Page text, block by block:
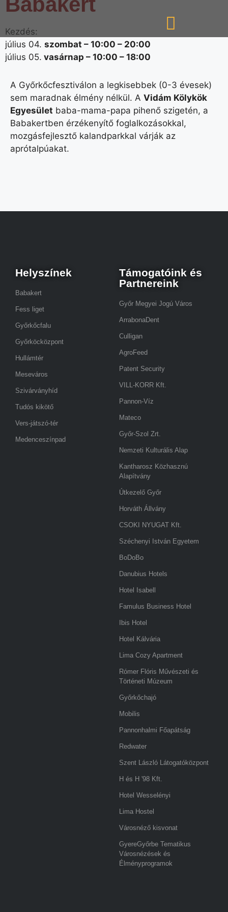
Kezdés:
július 04. szombat – 10:00 – 20:00
július 05. vasárnap – 10:00 – 18:00
A Győrkőcfesztiválon a legkisebbek (0-3 évesek)
sem maradnak élmény nélkül. A Vidám Kölykök
Egyesület baba-mama-papa pihenő szigetén, a
Babakertben érzékenyítő foglalkozásokkal,
mozgásfejlesztő kalandparkkal várják az
aprótalpúakat.
Helyszínek
Babakert
Fess liget
Győrkőcfalu
Győrköcközpont
Hullámtér
Meseváros
Szivárványhíd
Tudós kikötő
Vers-játszó-tér
Medenceszínpad
Támogatóink és
Partnereink
Győr Megyei Jogú Város
ArrabonaDent
Culligan
AgroFeed
Patent Security
VILL-KORR Kft.
Pannon-Víz
Mateco
Győr-Szol Zrt.
Nemzeti Kulturális Alap
Kantharosz Közhasznú
Alapítvány
Útkezelő Győr
Horváth Állvány
CSOKI NYUGAT Kft.
Széchenyi István Egyetem
BoDoBo
Danubius Hotels
Hotel Isabell
Famulus Business Hotel
Ibis Hotel
Hotel Kálvária
Lima Cozy Apartment
Rómer Flóris Művészeti és
Történeti Múzeum
Győrkőchajó
Mobilis
Pannonhalmi Főapátság
Redwater
Szent László Látogatóközpont
H és H '98 Kft.
Hotel Wesselényi
Lima Hostel
Városnéző kisvonat
GyereGyőrbe Tematikus
Városnézések és
Élményprogramok